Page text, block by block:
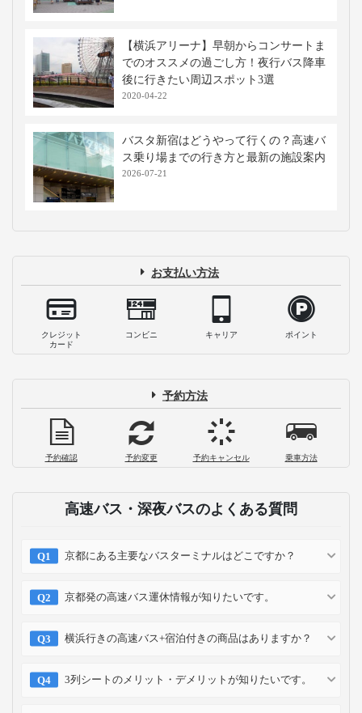
【横浜アリーナ】早朝からコンサートま
でのオススメの過ごし方！夜行バス降車
後に行きたい周辺スポット3選
2020-04-22
バスタ新宿はどうやって行くの？高速バ
ス乗り場までの行き方と最新の施設案内
2026-07-21
お支払い方法
クレジット
カード
コンビニ キャリア ポイント
予約方法
予約確認 予約変更 予約キャンセル 乗車方法
高速バス・深夜バスのよくある質問
京都にある主要なバスターミナルはどこですか？
京都発の高速バス運休情報が知りたいです。
横浜行きの高速バス+宿泊付きの商品はありますか？
3列シートのメリット・デメリットが知りたいです。